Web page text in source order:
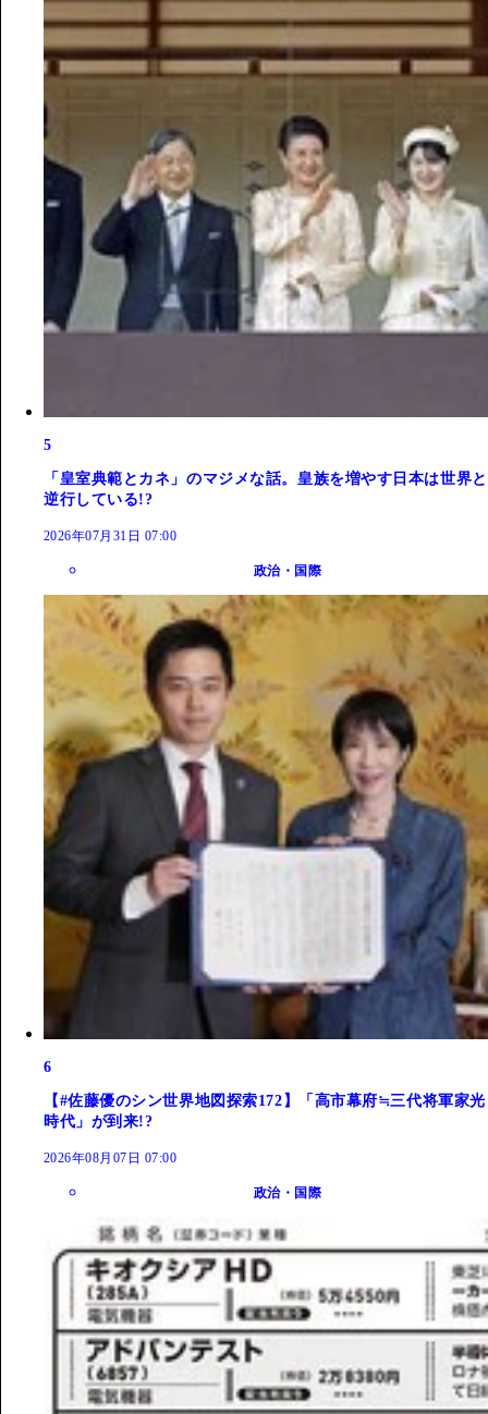
5
「皇室典範とカネ」のマジメな話。皇族を増やす日本は世界と
逆行している!?
2026年07月31日 07:00
政治・国際
6
【#佐藤優のシン世界地図探索172】「高市幕府≒三代将軍家光
時代」が到来!?
2026年08月07日 07:00
政治・国際